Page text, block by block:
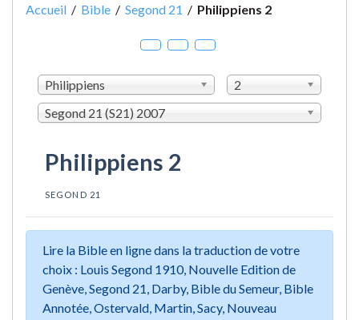
Accueil / Bible / Segond 21 / Philippiens 2
Philippiens
2
Segond 21 (S21) 2007
Philippiens 2
SEGOND 21
Lire la Bible en ligne dans la traduction de votre
choix : Louis Segond 1910, Nouvelle Edition de
Genève, Segond 21, Darby, Bible du Semeur, Bible
Annotée, Ostervald, Martin, Sacy, Nouveau